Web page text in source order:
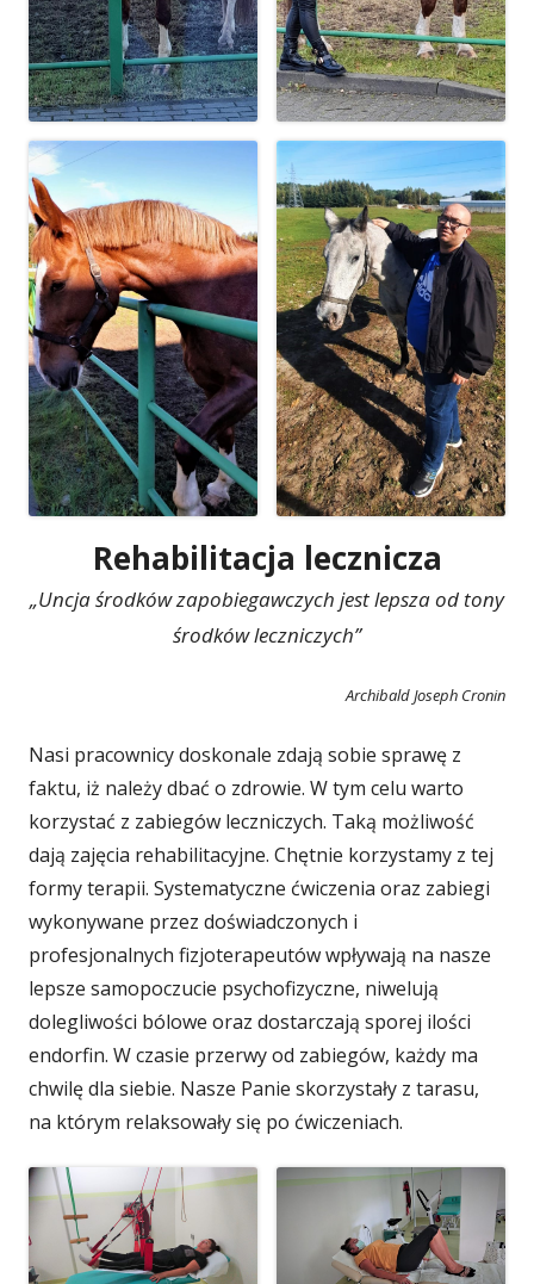
Rehabilitacja lecznicza
„Uncja środków zapobiegawczych jest lepsza od tony
środków leczniczych”
Archibald Joseph Cronin
Nasi pracownicy doskonale zdają sobie sprawę z
faktu, iż należy dbać o zdrowie. W tym celu warto
korzystać z zabiegów leczniczych. Taką możliwość
dają zajęcia rehabilitacyjne. Chętnie korzystamy z tej
formy terapii. Systematyczne ćwiczenia oraz zabiegi
wykonywane przez doświadczonych i
profesjonalnych fizjoterapeutów wpływają na nasze
lepsze samopoczucie psychofizyczne, niwelują
dolegliwości bólowe oraz dostarczają sporej ilości
endorfin. W czasie przerwy od zabiegów, każdy ma
chwilę dla siebie. Nasze Panie skorzystały z tarasu,
na którym relaksowały się po ćwiczeniach.